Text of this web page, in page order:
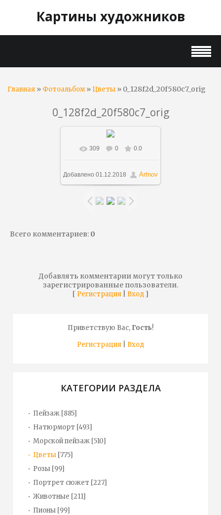
Картины художников
Главная » Фотоальбом» Цветы » 0_128f2d_20f580c7_orig
0_128f2d_20f580c7_orig
В реальном размере
900x1130 / 514.4Kb
309 0 0.0
Добавлено 01.12.2018 Artnov
Всего комментариев: 0
Добавлять комментарии могут только
зарегистрированные пользователи.
[ Регистрация Вход ]
Приветствую Вас,Гость!
Регистрация
Вход
КАТЕГОРИИ РАЗДЕЛА
Пейзаж [885]
Натюрморт [493]
Морской пейзаж [510]
Цветы [775]
Розы [99]
Портрет сюжет [227]
Животные [211]
Пионы [99]